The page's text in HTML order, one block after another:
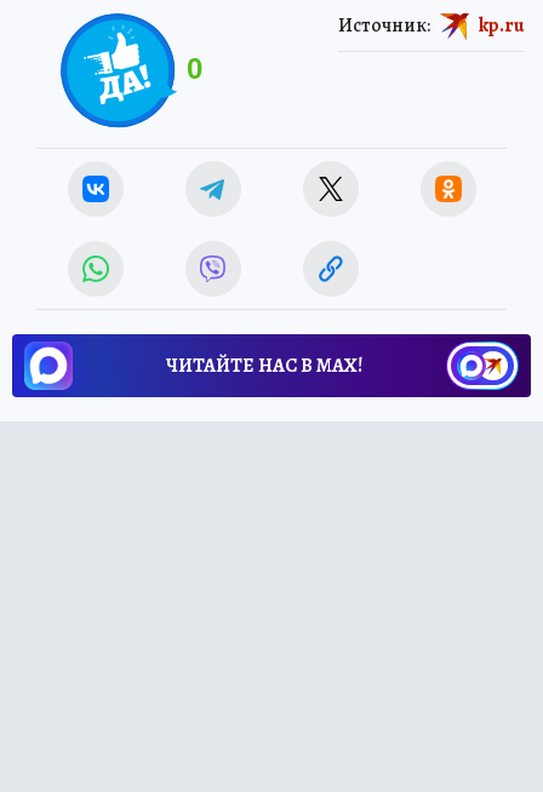
0
Источник: kp.ru
ЧИТАЙТЕ НАС В МАХ!